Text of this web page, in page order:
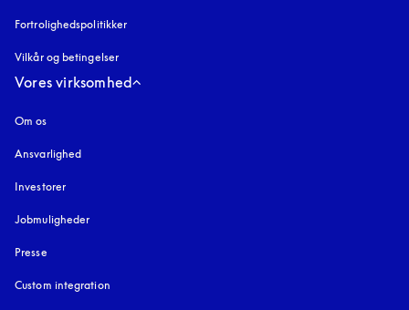
Fortrolighedspolitikker
Vilkår og betingelser
Vores virksomhed
Om os
Ansvarlighed
Investorer
Jobmuligheder
Presse
Custom integration